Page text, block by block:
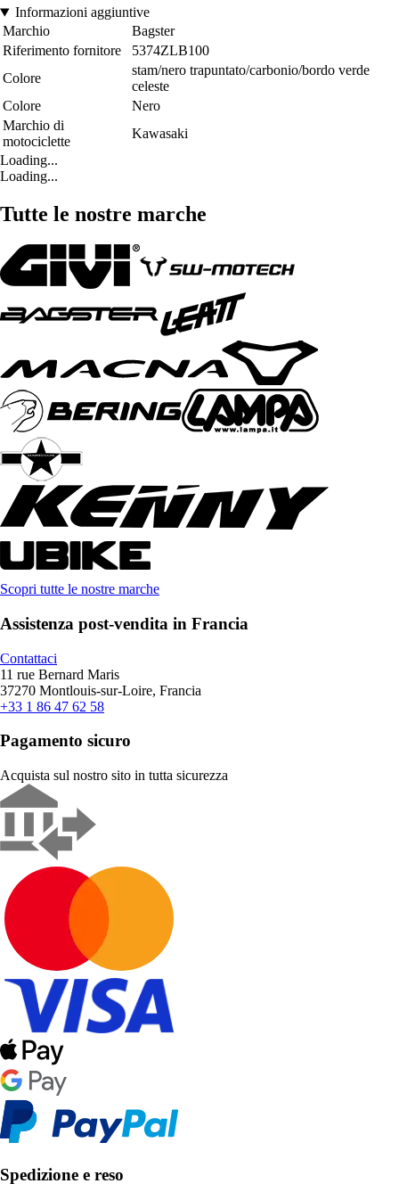
Informazioni aggiuntive
Marchio
Bagster
Riferimento fornitore
5374ZLB100
Colore
stam/nero trapuntato/carbonio/bordo verde
celeste
Colore
Nero
Marchio di
motociclette
Kawasaki
Loading...
Loading...
Tutte le nostre marche
Scopri tutte le nostre marche
Assistenza post-vendita in Francia
Contattaci
11 rue Bernard Maris
37270 Montlouis-sur-Loire, Francia
+33 1 86 47 62 58
Pagamento sicuro
Acquista sul nostro sito in tutta sicurezza
Spedizione e reso